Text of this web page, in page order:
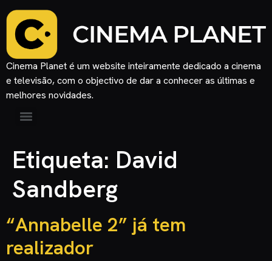
Cinema Planet é um website inteiramente dedicado a cinema
e televisão, com o objectivo de dar a conhecer as últimas e
melhores novidades.
Etiqueta: David
Sandberg
“Annabelle 2” já tem
realizador